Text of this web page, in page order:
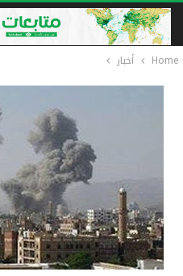
Home أخبار